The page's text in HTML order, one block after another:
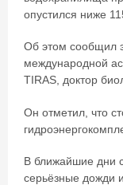
опустился ниже
Об этом сообщил
международной
TIRAS, доктор
Он отметил, что
В ближайшие дни
серьёзные дожди